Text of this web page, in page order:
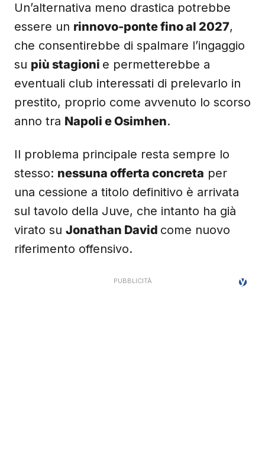
Un’alternativa meno drastica potrebbe
essere un rinnovo-ponte fino al 2027,
che consentirebbe di spalmare l’ingaggio
su più stagioni e permetterebbe a
eventuali club interessati di prelevarlo in
prestito, proprio come avvenuto lo scorso
anno tra Napoli e Osimhen.
Il problema principale resta sempre lo
stesso: nessuna offerta concreta per
una cessione a titolo definitivo è arrivata
sul tavolo della Juve, che intanto ha già
virato su Jonathan David come nuovo
riferimento offensivo.